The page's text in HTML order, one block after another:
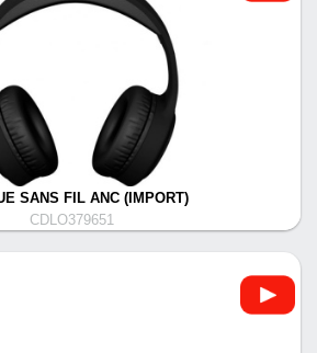
SANS FIL ANC (IMPORT)
CDLO379651